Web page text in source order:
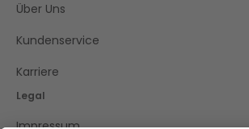
Über Uns
Kundenservice
Karriere
Legal